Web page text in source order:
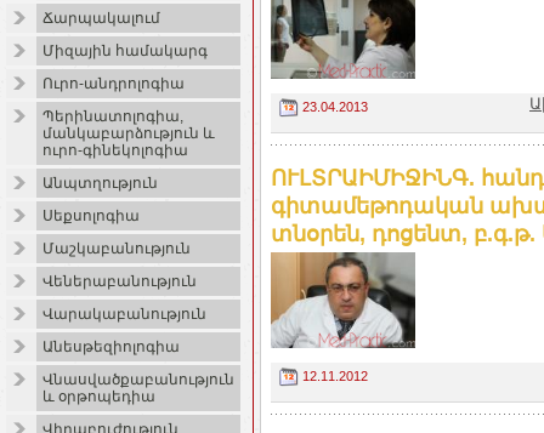
Ճարպակալում
Միզային համակարգ
Ուրո-անդրոլոգիա
Պերինատոլոգիա,
մանկաբարձություն և
ուրո-գինեկոլոգիա
Անպտղություն
Սեքսոլոգիա
Մաշկաբանություն
Վեներաբանություն
Վարակաբանություն
Անեսթեզիոլոգիա
Վնասվածքաբանություն
և օրթոպեդիա
23.04.2013
ՈՒԼՏՐԱԻՄԻՋԻՆԳ.
գիտամեթոդական
տնօրեն, դոցենտ,
12.11.2012